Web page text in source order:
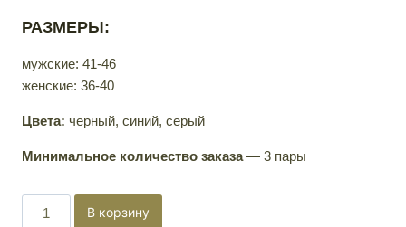
РАЗМЕРЫ:
мужские: 41-46
женские: 36-40
Цвета: черный, синий, серый
Минимальное количество заказа— 3 пары
Количество
В корзину